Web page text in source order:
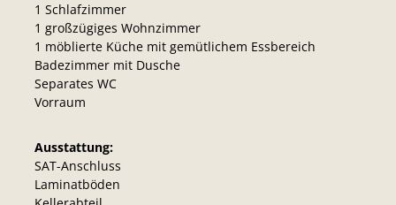
1 Schlafzimmer
1 großzügiges Wohnzimmer
1 möblierte Küche mit gemütlichem Essbereich
Badezimmer mit Dusche
Separates WC
Vorraum
Ausstattung:
SAT-Anschluss
Laminatböden